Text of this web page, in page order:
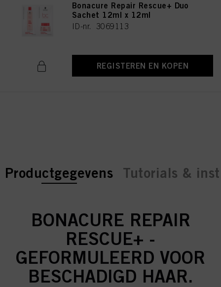
Bonacure Repair Rescue+ Duo
Sachet 12ml x 12ml
ID-nr. 3069113
REGISTEREN EN KOPEN
current tab:
current tab:
Productgegevens Tutorials &
BONACURE REPAIR
RESCUE+ -
GEFORMULEERD VOOR
BESCHADIGD HAAR.